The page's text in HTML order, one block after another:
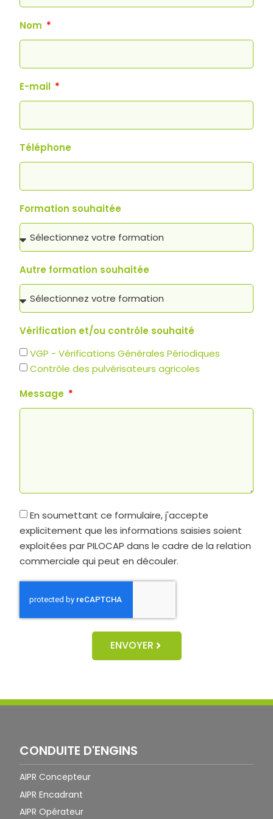
Nom
E-mail
Téléphone
Formation souhaitée
Autre formation souhaitée
Vérification et/ou contrôle souhaité
VGP - Vérifications Générales Périodiques
Contrôle des pulvérisateurs agricoles
Message
En soumettant ce formulaire, j'accepte
explicitement que les informations saisies soient
exploitées par PILOCAP dans le cadre de la relation
commerciale qui peut en découler.
ENVOYER
CONDUITE D'ENGINS
AIPR Concepteur
AIPR Encadrant
AIPR Opérateur